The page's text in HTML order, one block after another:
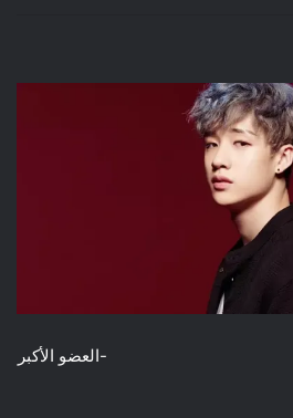
-قائد الفرقة: Bang Chan -العضو الأكبر